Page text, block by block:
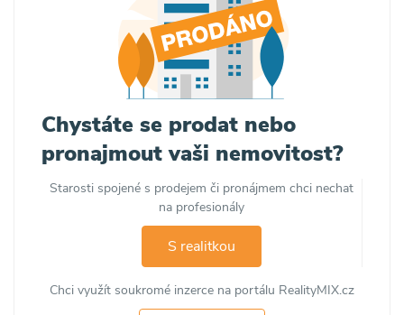
Chystáte se prodat nebo
pronajmout vaši nemovitost?
Starosti spojené s prodejem či pronájmem chci nechat
na profesionály
S realitkou
Chci využít soukromé inzerce na portálu RealityMIX.cz